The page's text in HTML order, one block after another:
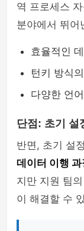
역 프로세스
분야에서 뛰어
효율적인
턴키 방식
다양한 언
단점: 초기 설
반면, 초기 설
데이터 이행 과
지만 지원 팀
이 해결할 수